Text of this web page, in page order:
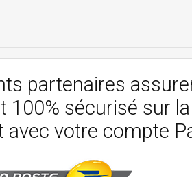
partenaires
100% sécurisé sur
avec votre compte